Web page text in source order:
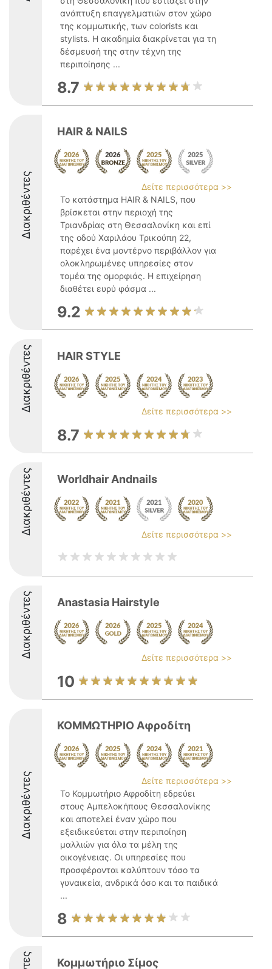
ανάπτυξη επαγγελματιών στον χώρο
της κομμωτικής, των colorists και
stylists. Η ακαδημία διακρίνεται για τη
δέσμευσή της στην τέχνη της
περιποίησης ...
8.7
Διακριθέντες
HAIR & NAILS
Δείτε περισσότερα >>
Το κατάστημα HAIR & NAILS, που
βρίσκεται στην περιοχή της
Τριανδρίας στη Θεσσαλονίκη και επί
της οδού Χαριλάου Τρικούπη 22,
παρέχει ένα μοντέρνο περιβάλλον για
ολοκληρωμένες υπηρεσίες στον
τομέα της ομορφιάς. Η επιχείρηση
διαθέτει ευρύ φάσμα ...
9.2
Διακριθέντες HAIR STYLE
Δείτε περισσότερα >>
8.7
Διακριθέντες Worldhair Andnails
Δείτε περισσότερα >>
Διακριθέντες Anastasia Hairstyle
Δείτε περισσότερα >>
10
Διακριθέντες
ΚΟΜΜΩΤΗΡΙΟ Αφροδίτη
Δείτε περισσότερα >>
Το Κομμωτήριο Αφροδίτη εδρεύει
στους Αμπελοκήπους Θεσσαλονίκης
και αποτελεί έναν χώρο που
εξειδικεύεται στην περιποίηση
μαλλιών για όλα τα μέλη της
οικογένειας. Οι υπηρεσίες που
προσφέρονται καλύπτουν τόσο τα
γυναικεία, ανδρικά όσο και τα παιδικά
...
8
Κομμωτήριο Σίμος